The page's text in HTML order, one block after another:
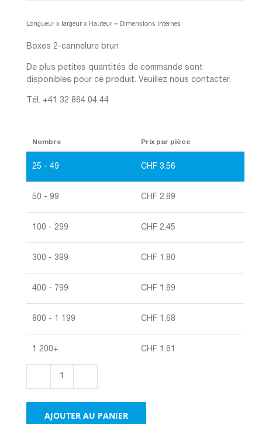
Longueur x largeur x Hauteur = Dimensions internes
Boxes 2-cannelure brun
De plus petites quantités de commande sont
disponibles pour ce produit. Veuillez nous contacter.
Tél. +41 32 864 04 44
Nombre Prix par pièce
25 - 49 CHF 3.56
50 - 99 CHF 2.89
100 - 299 CHF 2.45
300 - 399 CHF 1.80
400 - 799 CHF 1.69
800 - 1 199 CHF 1.68
1 200+ CHF 1.61
2-
AJOUTER AU PANIER